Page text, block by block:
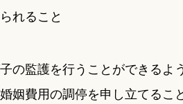
れること
の監護を行うことができるよ
費用の調停を申し立てるこ